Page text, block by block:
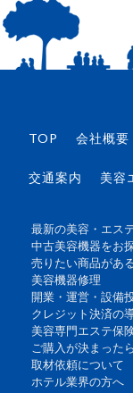
TOP 会社概要
交通案内 美容
最新の美容・エス
中古美容機器をお
売りたい商品があ
美容機器修理
開業・運営・設備
クレジット決済の
美容専門エステ保
ご購入が決まったら
取材依頼について
ホテル業界の方へ